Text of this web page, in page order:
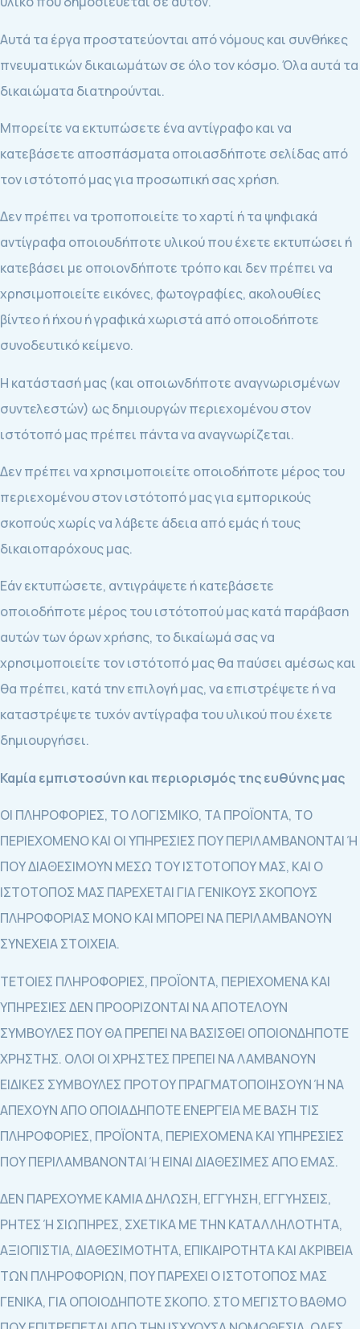
Αυτά τα έργα προστατεύονται από νόμους και συνθήκες
πνευματικών δικαιωμάτων σε όλο τον κόσμο. Όλα αυτά τα
δικαιώματα διατηρούνται.
Μπορείτε να εκτυπώσετε ένα αντίγραφο και να
κατεβάσετε αποσπάσματα οποιασδήποτε σελίδας από
τον ιστότοπό μας για προσωπική σας χρήση.
Δεν πρέπει να τροποποιείτε το χαρτί ή τα ψηφιακά
αντίγραφα οποιουδήποτε υλικού που έχετε εκτυπώσει ή
κατεβάσει με οποιονδήποτε τρόπο και δεν πρέπει να
χρησιμοποιείτε εικόνες, φωτογραφίες, ακολουθίες
βίντεο ή ήχου ή γραφικά χωριστά από οποιοδήποτε
συνοδευτικό κείμενο.
Η κατάστασή μας (και οποιωνδήποτε αναγνωρισμένων
συντελεστών) ως δημιουργών περιεχομένου στον
ιστότοπό μας πρέπει πάντα να αναγνωρίζεται.
Δεν πρέπει να χρησιμοποιείτε οποιοδήποτε μέρος του
περιεχομένου στον ιστότοπό μας για εμπορικούς
σκοπούς χωρίς να λάβετε άδεια από εμάς ή τους
δικαιοπαρόχους μας.
Εάν εκτυπώσετε, αντιγράψετε ή κατεβάσετε
οποιοδήποτε μέρος του ιστότοπού μας κατά παράβαση
αυτών των όρων χρήσης, το δικαίωμά σας να
χρησιμοποιείτε τον ιστότοπό μας θα παύσει αμέσως και
θα πρέπει, κατά την επιλογή μας, να επιστρέψετε ή να
καταστρέψετε τυχόν αντίγραφα του υλικού που έχετε
δημιουργήσει.
Καμία εμπιστοσύνη και περιορισμός της ευθύνης μας
ΟΙ ΠΛΗΡΟΦΟΡΙΕΣ, ΤΟ ΛΟΓΙΣΜΙΚΟ, ΤΑ ΠΡΟΪΟΝΤΑ, ΤΟ
ΠΕΡΙΕΧΟΜΕΝΟ ΚΑΙ ΟΙ ΥΠΗΡΕΣΙΕΣ ΠΟΥ ΠΕΡΙΛΑΜΒΑΝΟΝΤΑΙ Ή
ΠΟΥ ΔΙΑΘΕΣΙΜΟΥΝ ΜΕΣΩ ΤΟΥ ΙΣΤΟΤΟΠΟΥ ΜΑΣ, ΚΑΙ Ο
ΙΣΤΟΤΟΠΟΣ ΜΑΣ ΠΑΡΕΧΕΤΑΙ ΓΙΑ ΓΕΝΙΚΟΥΣ ΣΚΟΠΟΥΣ
ΠΛΗΡΟΦΟΡΙΑΣ ΜΟΝΟ ΚΑΙ ΜΠΟΡΕΙ ΝΑ ΠΕΡΙΛΑΜΒΑΝΟΥΝ
ΣΥΝΕΧΕΙΑ ΣΤΟΙΧΕΙΑ.
ΤΕΤΟΙΕΣ ΠΛΗΡΟΦΟΡΙΕΣ, ΠΡΟΪΟΝΤΑ, ΠΕΡΙΕΧΟΜΕΝΑ ΚΑΙ
ΥΠΗΡΕΣΙΕΣ ΔΕΝ ΠΡΟΟΡΙΖΟΝΤΑΙ ΝΑ ΑΠΟΤΕΛΟΥΝ
ΣΥΜΒΟΥΛΕΣ ΠΟΥ ΘΑ ΠΡΕΠΕΙ ΝΑ ΒΑΣΙΣΘΕΙ ΟΠΟΙΟΝΔΗΠΟΤΕ
ΧΡΗΣΤΗΣ. ΟΛΟΙ ΟΙ ΧΡΗΣΤΕΣ ΠΡΕΠΕΙ ΝΑ ΛΑΜΒΑΝΟΥΝ
ΕΙΔΙΚΕΣ ΣΥΜΒΟΥΛΕΣ ΠΡΟΤΟΥ ΠΡΑΓΜΑΤΟΠΟΙΗΣΟΥΝ Ή ΝΑ
ΑΠΕΧΟΥΝ ΑΠΟ ΟΠΟΙΑΔΗΠΟΤΕ ΕΝΕΡΓΕΙΑ ΜΕ ΒΑΣΗ ΤΙΣ
ΠΛΗΡΟΦΟΡΙΕΣ, ΠΡΟΪΟΝΤΑ, ΠΕΡΙΕΧΟΜΕΝΑ ΚΑΙ ΥΠΗΡΕΣΙΕΣ
ΠΟΥ ΠΕΡΙΛΑΜΒΑΝΟΝΤΑΙ Ή ΕΙΝΑΙ ΔΙΑΘΕΣΙΜΕΣ ΑΠΟ ΕΜΑΣ.
ΔΕΝ ΠΑΡΕΧΟΥΜΕ ΚΑΜΙΑ ΔΗΛΩΣΗ, ΕΓΓΥΗΣΗ, ΕΓΓΥΗΣΕΙΣ,
ΡΗΤΕΣ Ή ΣΙΩΠΗΡΕΣ, ΣΧΕΤΙΚΑ ΜΕ ΤΗΝ ΚΑΤΑΛΛΗΛΟΤΗΤΑ,
ΑΞΙΟΠΙΣΤΙΑ, ΔΙΑΘΕΣΙΜΟΤΗΤΑ, ΕΠΙΚΑΙΡΟΤΗΤΑ ΚΑΙ ΑΚΡΙΒΕΙΑ
ΤΩΝ ΠΛΗΡΟΦΟΡΙΩΝ, ΠΟΥ ΠΑΡΕΧΕΙ Ο ΙΣΤΟΤΟΠΟΣ ΜΑΣ
ΓΕΝΙΚΑ, ΓΙΑ ΟΠΟΙΟΔΗΠΟΤΕ ΣΚΟΠΟ. ΣΤΟ ΜΕΓΙΣΤΟ ΒΑΘΜΟ